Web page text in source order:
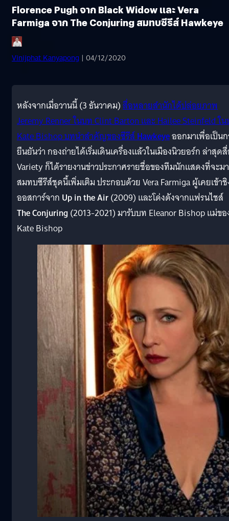
Florence Pugh จาก Black Widow และ Vera
Farmiga จาก The Conjuring สมทบซีรีส์ Hawkeye
Vinijphat Kanyapong | 04/12/2020
หลังจากเมื่อวานนี้ (3 ธันวาคม)สื่อหลายสำนักได้ปล่อยภาพ
Jeremy Renner ในบท Clint Barton และ Hailee Steinfeld ใ
Kate Bishop บทนำสำคัญของซีรีส์Hawkeyeออกมาเพื่อเป็น
ยืนยันว่า กองถ่ายได้เริ่มเดินเครื่องแล้วในเมืองนิวยอร์ก ล่าสุด
Variety ก็ได้รายงานข่าวประกาศรายชื่อของทีมนักแสดงที่จะมา
สมทบซีรีส์ชุดนี้เพิ่มเติม ประกอบด้วย Vera Farmiga ผู้เคยเข้า
ออสการ์จาก Up in the Air(2009) และโด่งดังจากแฟรนไชส์
The Conjuring (2013-2021) มารับบท Eleanor Bishop แม่ขอ
Kate Bishop